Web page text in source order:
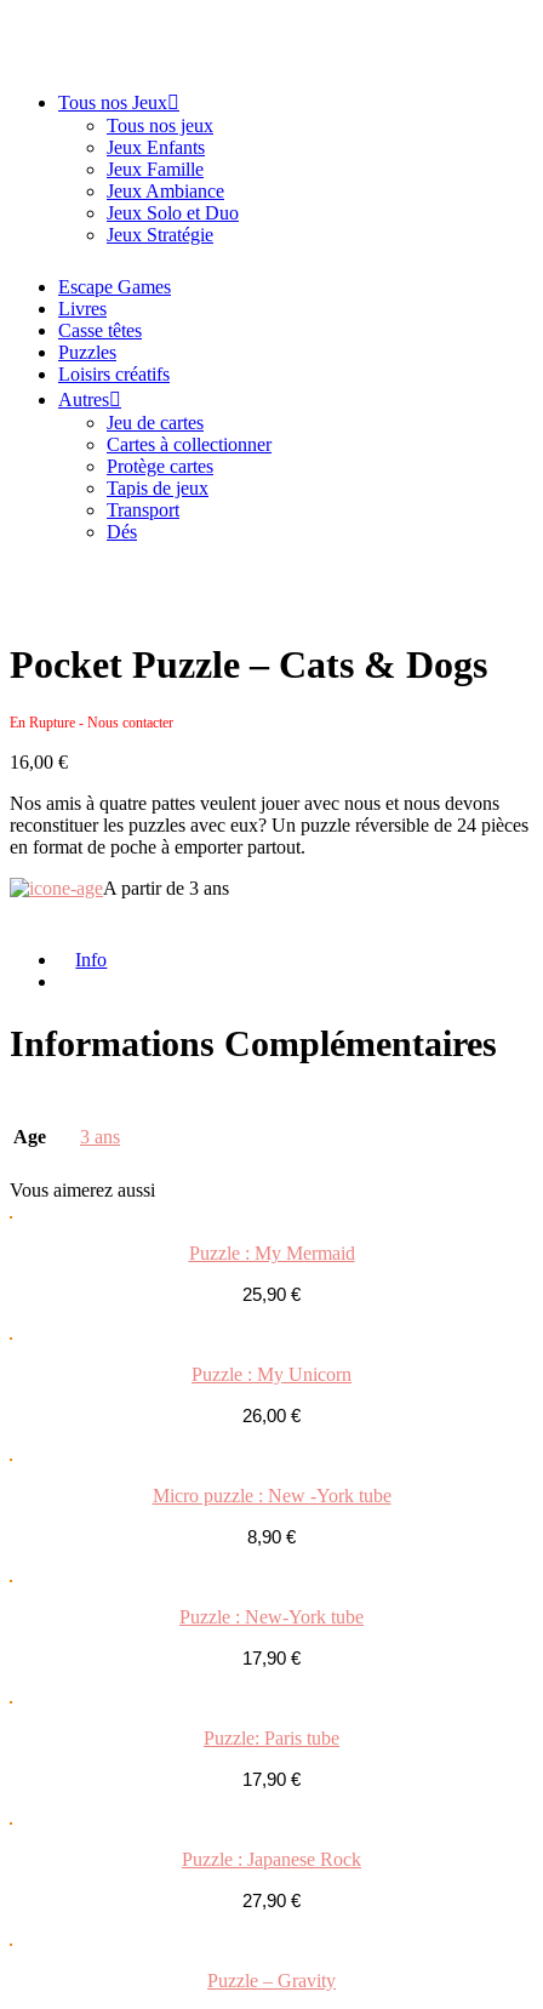
Tous nos Jeux
Tous nos jeux
Jeux Enfants
Jeux Famille
Jeux Ambiance
Jeux Solo et Duo
Jeux Stratégie
Escape Games
Livres
Casse têtes
Puzzles
Loisirs créatifs
Autres
Jeu de cartes
Cartes à collectionner
Protège cartes
Tapis de jeux
Transport
Dés
Pocket Puzzle – Cats & Dogs
En Rupture - Nous contacter
16,00 €
Nos amis à quatre pattes veulent jouer avec nous et nous devons
reconstituer les puzzles avec eux? Un puzzle réversible de 24 pièces
en format de poche à emporter partout.
A partir de 3 ans
Info
Informations Complémentaires
Age 3 ans
Vous aimerez aussi
Puzzle : My Mermaid
25,90 €
Puzzle : My Unicorn
26,00 €
Micro puzzle : New -York tube
8,90 €
Puzzle : New-York tube
17,90 €
Puzzle: Paris tube
17,90 €
Puzzle : Japanese Rock
27,90 €
Puzzle – Gravity